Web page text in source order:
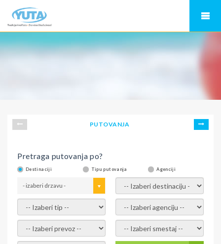
PUTOVANJA
Pretraga putovanja po?
Destinaciji Tipu putovanja Agenciji
- izaberi drzavu - - izaberi destinaciju -
- izaberi tip - - izaberi agenciju -
- izaberi prevoz - - Izaberite smestaj -